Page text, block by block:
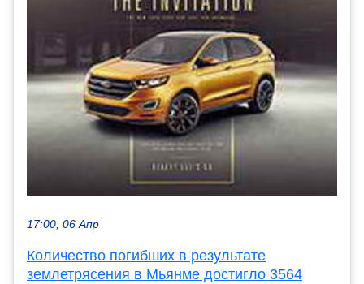
17:00, 06 Апр
Количество погибших в результате
землетрясения в Мьянме достигло 3564